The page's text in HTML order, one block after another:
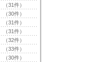
（31件）
（30件）
（31件）
（31件）
（32件）
（33件）
（30件）